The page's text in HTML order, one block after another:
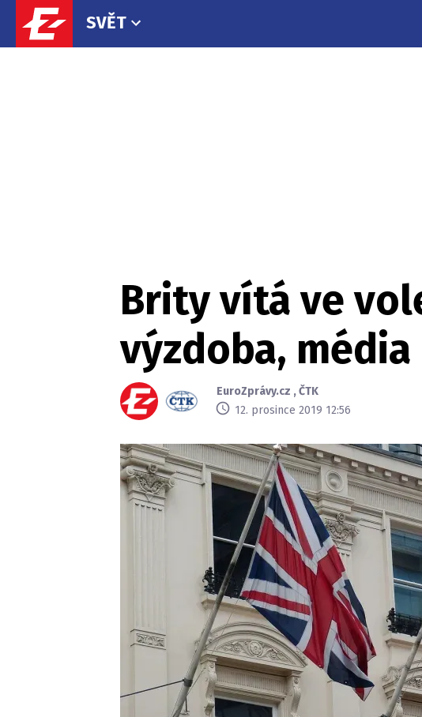
SVĚT
Brity vítá ve
výzdoba,
EuroZprávy.cz ,ČTK
12. prosince 2019 12:56